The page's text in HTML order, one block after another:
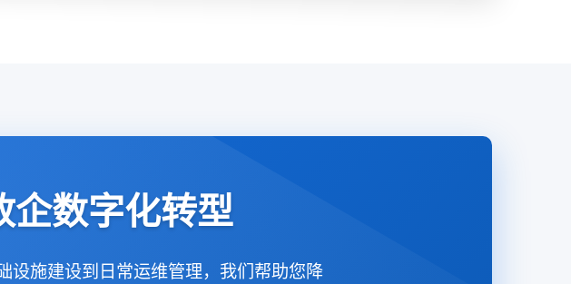
企数字化转型
设施建设到日常运维管理，我们帮助您降